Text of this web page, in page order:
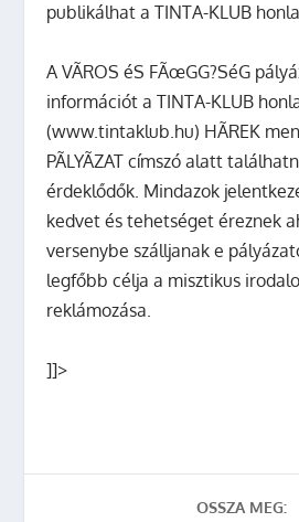
publikálhat a TINTA-KLUB
A VÃROS éS FÃœGG?SéG
információt a TINTA-KLUB
(www.tintaklub.hu) HÃREK
PÃLYÃZAT címszó alatt
érdeklődők. Mindazok
kedvet és tehetséget éreznek
versenybe szálljanak e
legfőbb célja a misztikus
reklámozása.
]]>
OSSZA MEG: